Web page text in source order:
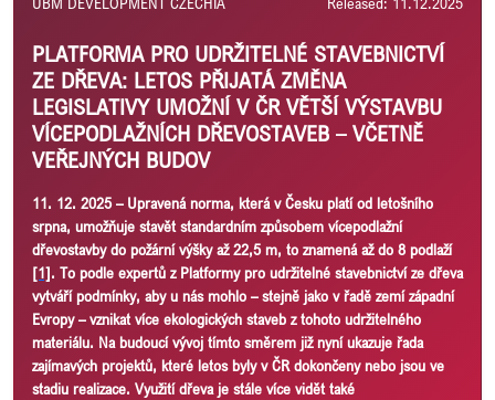
PLATFORMA PRO UDRŽITELNÉ STAVEBNICTVÍ
ZE DŘEVA: LETOS PŘIJATÁ ZMĚNA
LEGISLATIVY UMOŽNÍ V ČR VĚTŠÍ VÝSTAVBU
VÍCEPODLAŽNÍCH DŘEVOSTAVEB – VČETNĚ
VEŘEJNÝCH BUDOV
11. 12. 2025 – Upravená norma, která v Česku platí od letošního
srpna, umožňuje stavět standardním způsobem vícepodlažní
dřevostavby do požární výšky až 22,5 m, to znamená až do 8 podlaží
[1]. To podle expertů z Platformy pro udržitelné stavebnictví ze dřeva
vytváří podmínky, aby u nás mohlo – stejně jako v řadě zemí západní
Evropy – vznikat více ekologických staveb z tohoto udržitelného
materiálu. Na budoucí vývoj tímto směrem již nyní ukazuje řada
zajímavých projektů, které letos byly v ČR dokončeny nebo jsou ve
stadiu realizace. Využití dřeva je stále více vidět také